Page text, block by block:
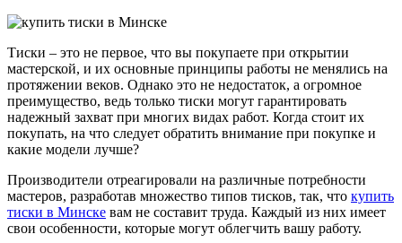
Тиски – это не первое, что вы покупаете при открытии
мастерской, и их основные принципы работы не менялись на
протяжении веков. Однако это не недостаток, а огромное
преимущество, ведь только тиски могут гарантировать
надежный захват при многих видах работ. Когда стоит их
покупать, на что следует обратить внимание при покупке и
какие модели лучше?
Производители отреагировали на различные потребности
мастеров, разработав множество типов тисков, так, что купить
тиски в Минске вам не составит труда. Каждый из них имеет
свои особенности, которые могут облегчить вашу работу.